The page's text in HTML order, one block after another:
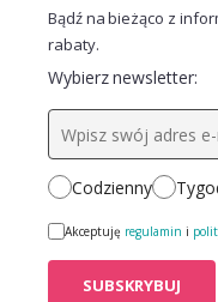
Bądź na bieżąco z
rabaty.
Wybierz newsletter:
Codzienny
Akceptuję regulamin i